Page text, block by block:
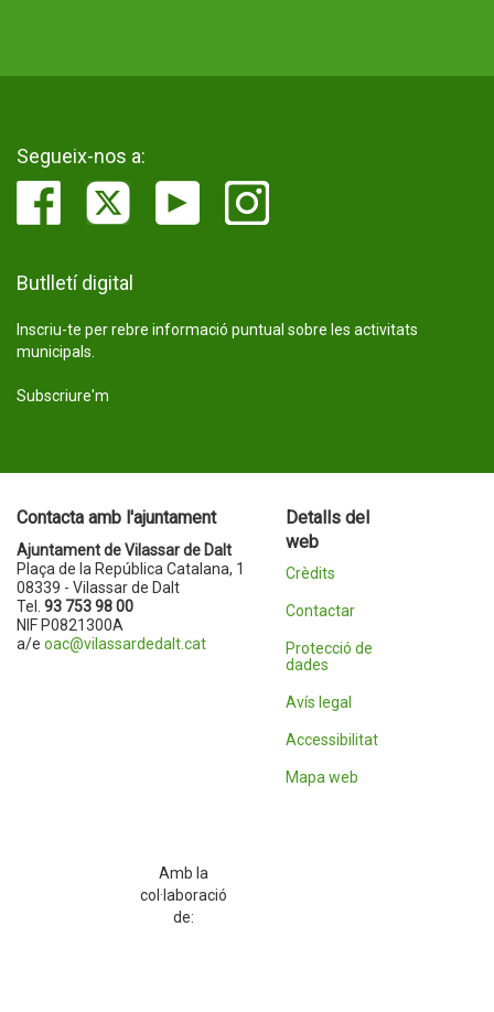
Segueix-nos a:
Butlletí digital
Inscriu-te per rebre informació puntual sobre les activitats
municipals.
Subscriure'm
Contacta amb l'ajuntament
Ajuntament de Vilassar de Dalt
Plaça de la República Catalana, 1
08339 - Vilassar de Dalt
Tel. 93 753 98 00
NIF P0821300A
a/e oac@vilassardedalt.cat
Detalls del
web
Crèdits
Contactar
Protecció de
dades
Avís legal
Accessibilitat
Mapa web
Amb la
col·laboració
de: